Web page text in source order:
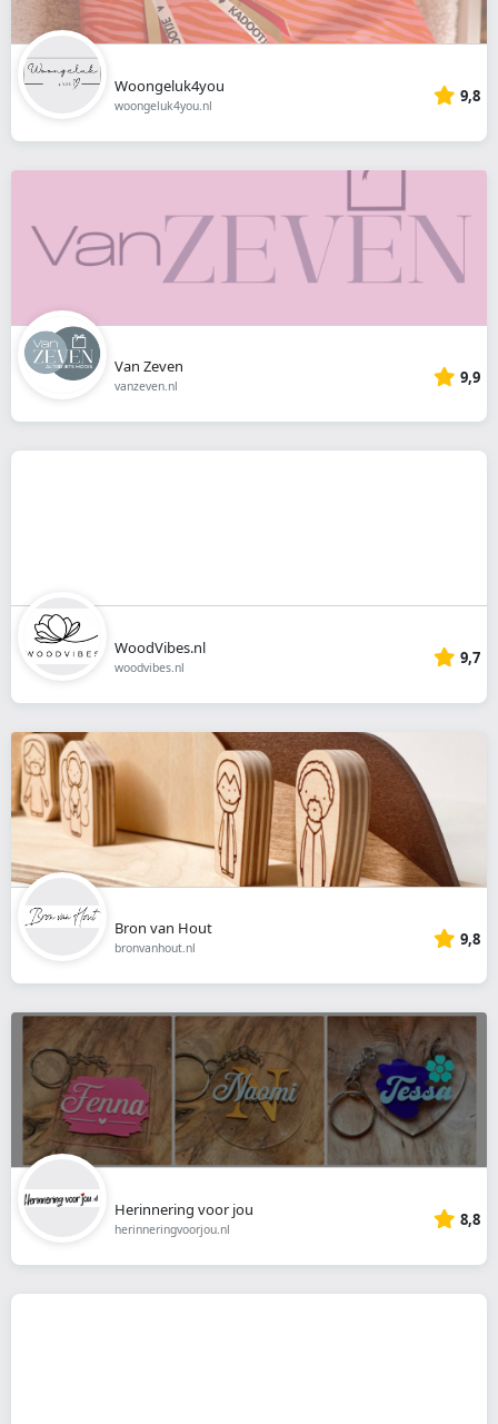
Woongeluk4you
woongeluk4you.nl 9,8
Van Zeven
vanzeven.nl 9,9
WoodVibes.nl
woodvibes.nl 9,7
Bron van Hout
bronvanhout.nl 9,8
Herinnering voor jou
herinneringvoorjou.nl 8,8